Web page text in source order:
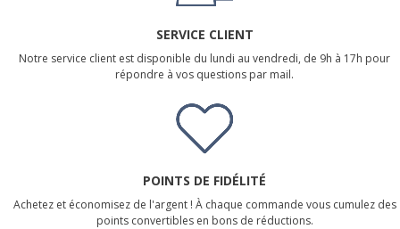
SERVICE CLIENT
Notre service client est disponible du lundi au vendredi, de 9h à 17h pour
répondre à vos questions par mail.
POINTS DE FIDÉLITÉ
Achetez et économisez de l'argent ! À chaque commande vous cumulez des
points convertibles en bons de réductions.